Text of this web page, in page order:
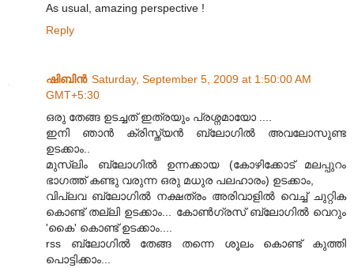
As usual, amazing perspective !
Reply
ഷിബിന്‍ Saturday, September 5, 2009 at 1:50:00 AM
GMT+5:30
ഒരു തേങ്ങ ഉടച്ചത് ഇത്രയും പ്രശ്നമായോ ....
ഇനി ഞാന്‍ ക്രിസ്ത്യന്‍ ബ്ലോഗില്‍ അവലോസുണ്ട
ഉടക്കാം..
മുസ്ലിം ബ്ലോഗില്‍ ഉന്നക്കായ (കോഴിക്കോട് മലപ്പുറം
ഭാഗത്ത് കണ്ടു വരുന്ന ഒരു മധുര പലഹാരം) ഉടക്കാം,
വിപ്ലവ ബ്ലോഗില്‍ നക്ഷത്രം അരിവാളില്‍ വെച്ച് ചുറ്റിക
കൊണ്ട് തല്ലി ഉടക്കാം... കോണ്‍ഗ്രസ്‌ ബ്ലോഗില്‍ വെറും
'കൈ' കൊണ്ട് ഉടക്കാം....
rss ബ്ലോഗില്‍ തേങ്ങ തന്നെ ശൂലം കൊണ്ട് കുത്തി
പൊട്ടിക്കാം...